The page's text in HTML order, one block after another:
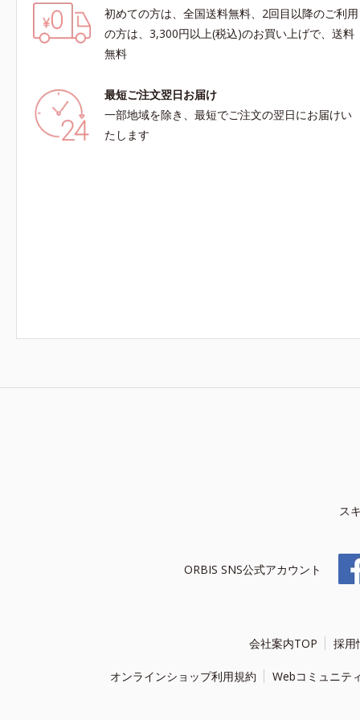
初めての方は、全国送料無料、2回目以降のご利用
の方は、3,300円以上(税込)のお買い上げで、送料
無料
最短ご注文翌日お届け
一部地域を除き、最短でご注文の翌日にお届けい
たします
ス
ORBIS SNS公式アカウント
会社案内TOP 採用
オンラインショップ利用規約 Webコミュニテ